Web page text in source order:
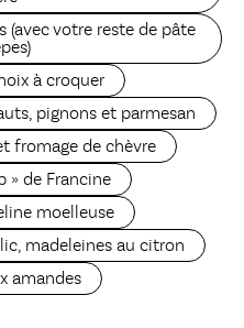
(avec votre reste de pâte
à croquer
pignons et parmesan
fromage de chèvre
» de Francine
moelleuse
madeleines au citron
amandes